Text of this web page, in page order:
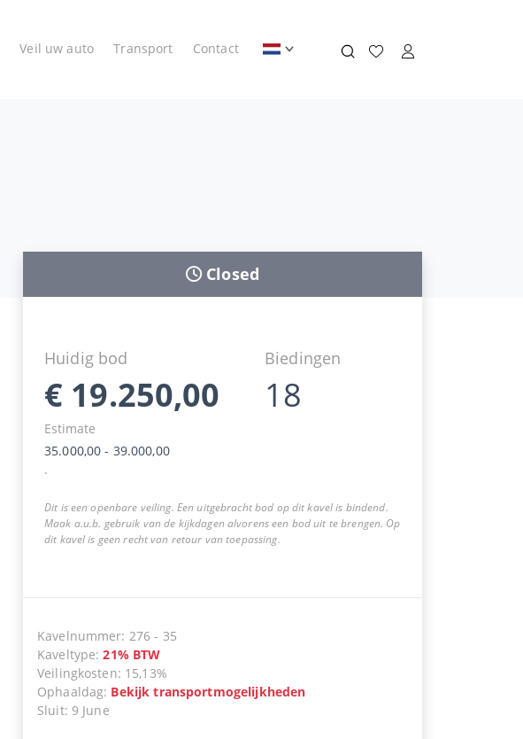
Veil uw auto Transport Contact
Closed
Huidig bod
€ 19.250,00
Biedingen
18
Estimate
35.000,00 - 39.000,00
.
Dit is een openbare veiling. Een uitgebracht bod op dit kavel is bindend.
Maak a.u.b. gebruik van de kijkdagen alvorens een bod uit te brengen. Op
dit kavel is geen recht van retour van toepassing.
Kavelnummer: 276 - 35
Kaveltype:21% BTW
Veilingkosten: 15,13%
Ophaaldag: Bekijk transportmogelijkheden
Sluit: 9 June